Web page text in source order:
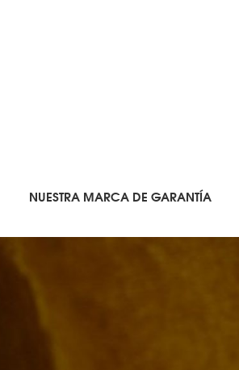
NUESTRA MARCA DE GARANTÍA